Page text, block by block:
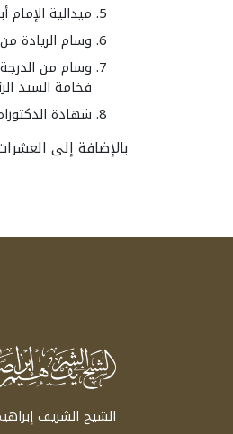
ميدالية الإمام
وسام الريادة
فخامة السيد
شهادة
بالإضافة إلى
الشيخ الشريف